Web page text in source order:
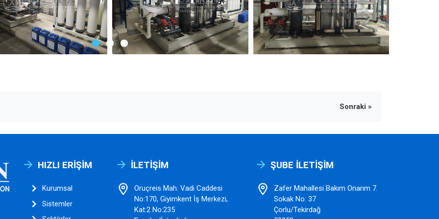
›
Sonraki »
HIZLI ERIŞIM
Kurumsal
Sistemler
İLETIŞIM
Oruçreis Mah. Vadi Caddesi
No:170, Giyimkent İş Merkezi,
Kat:2 No:235
ŞUBE İLETIŞIM
Zafer Mahallesi Bakım Onarım 7.
Sokak No: 37
Çorlu/Tekirdağ